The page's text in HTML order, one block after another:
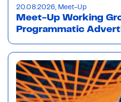
20.08.2026, Meet-Up
Meet-Up Working
Programmatic